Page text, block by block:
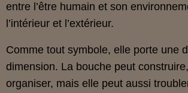
entre l’être humain et son
l’intérieur et l’extérieur.
Comme tout symbole, elle porte une
dimension. La bouche peut
organiser, mais elle peut aussi